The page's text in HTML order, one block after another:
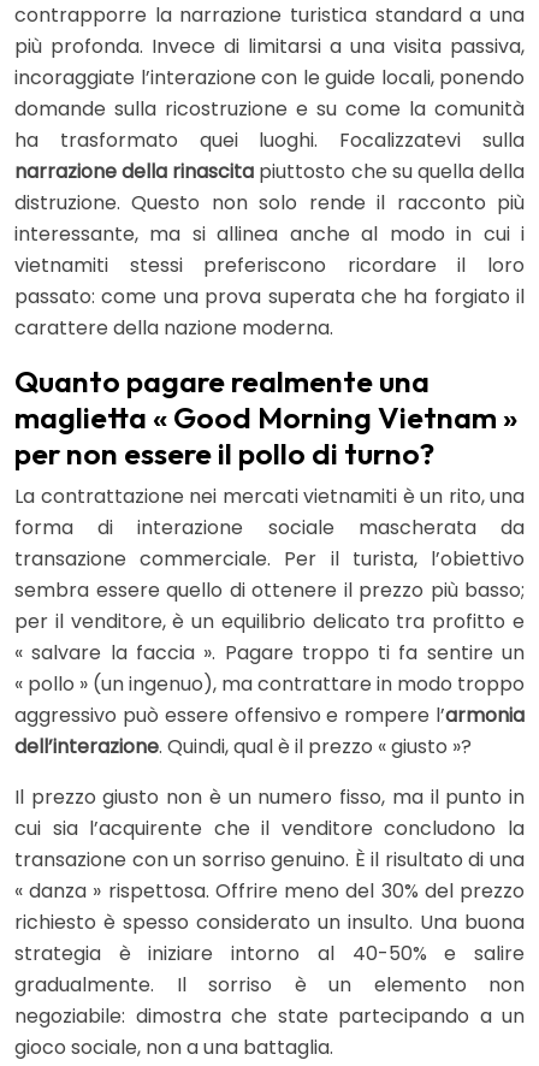
contrapporre la narrazione turistica standard a una
più profonda. Invece di limitarsi a una visita passiva,
incoraggiate l’interazione con le guide locali, ponendo
domande sulla ricostruzione e su come la comunità
ha trasformato quei luoghi. Focalizzatevi sulla
narrazione della rinascita piuttosto che su quella della
distruzione. Questo non solo rende il racconto più
interessante, ma si allinea anche al modo in cui i
vietnamiti stessi preferiscono ricordare il loro
passato: come una prova superata che ha forgiato il
carattere della nazione moderna.
Quanto pagare realmente una
maglietta « Good Morning Vietnam »
per non essere il pollo di turno?
La contrattazione nei mercati vietnamiti è un rito, una
forma di interazione sociale mascherata da
transazione commerciale. Per il turista, l’obiettivo
sembra essere quello di ottenere il prezzo più basso;
per il venditore, è un equilibrio delicato tra profitto e
« salvare la faccia ». Pagare troppo ti fa sentire un
« pollo » (un ingenuo), ma contrattare in modo troppo
aggressivo può essere offensivo e rompere l’armonia
dell’interazione. Quindi, qual è il prezzo « giusto »?
Il prezzo giusto non è un numero fisso, ma il punto in
cui sia l’acquirente che il venditore concludono la
transazione con un sorriso genuino. È il risultato di una
« danza » rispettosa. Offrire meno del 30% del prezzo
richiesto è spesso considerato un insulto. Una buona
strategia è iniziare intorno al 40-50% e salire
gradualmente. Il sorriso è un elemento non
negoziabile: dimostra che state partecipando a un
gioco sociale, non a una battaglia.